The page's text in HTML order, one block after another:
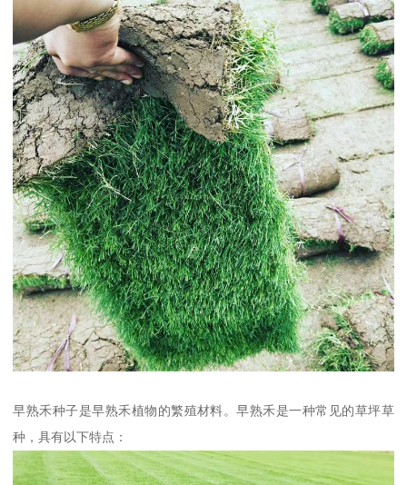
早熟禾种子是早熟禾植物的繁殖材料。早熟禾是一种常见的草坪草
种，具有以下特点：